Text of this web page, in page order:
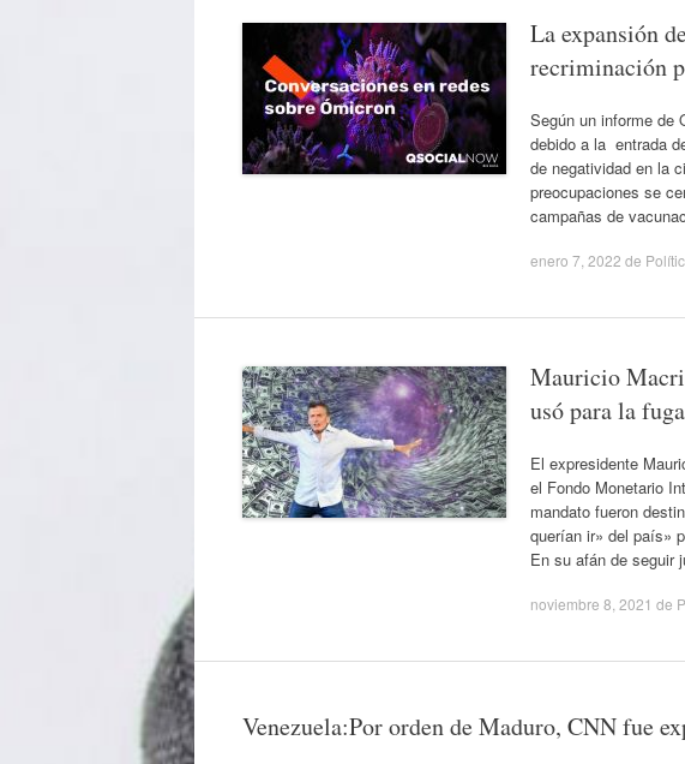
La expansión
recriminación
Según un informe de
debido a la entrada
de negatividad en la
preocupaciones se
campañas de
enero 7, 2022 de
Mauricio Macri
usó para la fuga
El expresidente
el Fondo Monetario
mandato fueron
querían ir» del país»
En su afán de seguir
noviembre 8, 2021 de
Venezuela:Por orden de Maduro, CNN fue